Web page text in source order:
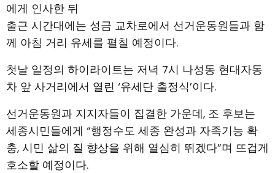
에게 인사한 뒤
출근 시간대에는 성금 교차로에서 선거운동원들과 함
께 아침 거리 유세를 펼칠 예정이다.
첫날 일정의 하이라이트는 저녁 7시 나성동 현대자동
차 앞 사거리에서 열린 ‘유세단 출정식’이다.
선거운동원과 지지자들이 집결한 가운데, 조 후보는
세종시민들에게 “행정수도 세종 완성과 자족기능 확
충, 시민 삶의 질 향상을 위해 열심히 뛰겠다”며 뜨겁게
호소할 예정이다.